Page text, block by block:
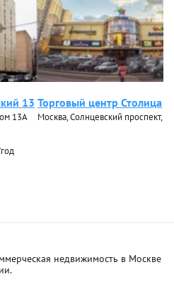
13
13А
Торговый центр Столица
Москва, Солнцевский проспект,
недвижимость в Москве